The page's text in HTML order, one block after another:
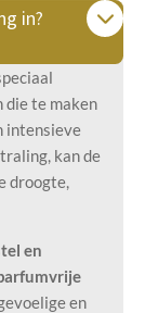
in?
die te maken
intensieve
kan de
droogte,
en
en